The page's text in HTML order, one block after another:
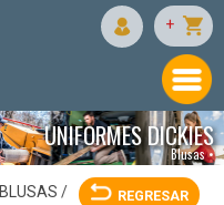
+
UNIFORMES DICKIES
Blusas •
BLUSAS / REGRESAR